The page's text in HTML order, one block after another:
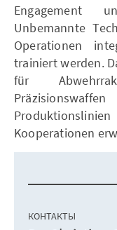
Engagement
Unbemannte
Operationen
trainiert werden.
für
Kooperationen
КОНТАКТЫ